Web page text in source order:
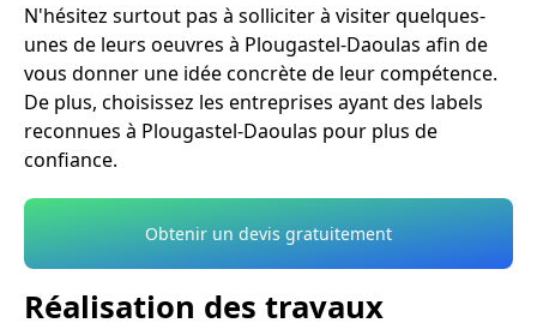
N'hésitez surtout pas à solliciter à visiter quelques-
unes de leurs oeuvres à Plougastel-Daoulas afin de
vous donner une idée concrète de leur compétence.
De plus, choisissez les entreprises ayant des labels
reconnues à Plougastel-Daoulas pour plus de
confiance.
Obtenir un devis gratuitement
Réalisation des travaux